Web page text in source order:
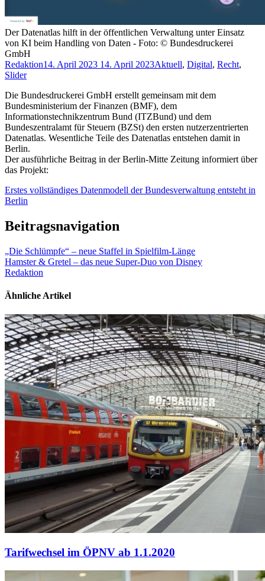
Der Datenatlas hilft in der öffentlichen Verwaltung unter Einsatz
von KI beim Handling von Daten - Foto: © Bundesdruckerei
GmbH
Redaktion14. April 2023 14. April 2023Aktuell, Digital, Recht,
Slider
Die Bundesdruckerei GmbH erstellt gemeinsam mit dem
Bundesministerium der Finanzen (BMF), dem
Informationstechnikzentrum Bund (ITZBund) und dem
Bundeszentralamt für Steuern (BZSt) den ersten nutzerzentrierten
Datenatlas. Wesentliche Teile des Datenatlas entstehen damit in
Berlin.
Der ausführliche Beitrag in der Berlin-Mitte Zeitung informiert über
das Projekt:
Erstes vollständiges Datenmodell der Bundesverwaltung entsteht in
Berlin
Beitragsnavigation
„Die Schlümpfe“ – neue Staffel in Spielfilm-Länge
Hamster & Gretel – das neue Super-Duo von Disney
Redaktion
Ähnliche Artikel
Tarifwechsel im ÖPNV ab 1.1.2020